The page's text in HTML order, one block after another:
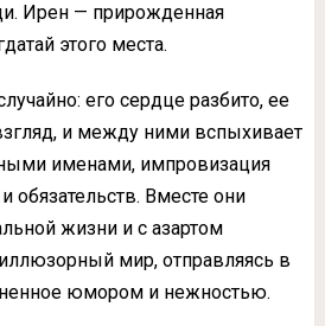
Ирен — прирожденная
этого места.
его сердце разбито, ее
и между ними вспыхивает
именами, импровизация
обязательств. Вместе они
жизни и с азартом
мир, отправляясь в
юмором и нежностью.